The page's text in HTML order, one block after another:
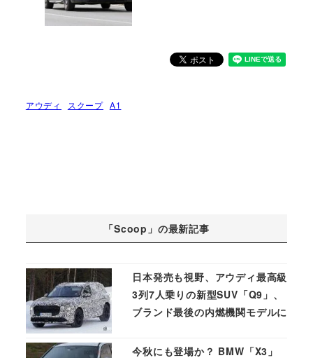
アウディ スクープ A1
「Scoop」の最新記事
日本発売も視野、アウディ最高級
3列7人乗りの新型SUV「Q9」、
ブランド最後の内燃機関モデルに
今秋にも登場か？ BMW「X3」